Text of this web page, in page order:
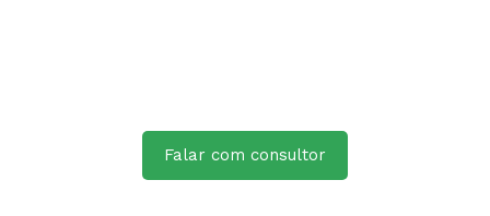
Falar com consultor